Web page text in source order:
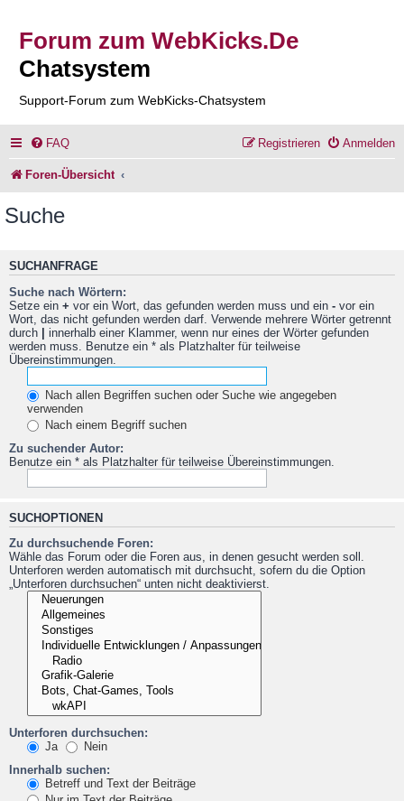
Forum zum WebKicks.De
Chatsystem
Support-Forum zum WebKicks-Chatsystem
FAQ Anmelden
Registrieren
Foren-Übersicht
Suche
SUCHANFRAGE
Suche nach Wörtern:
Setze ein + vor ein Wort, das gefunden werden muss und ein - vor ein
Wort, das nicht gefunden werden darf. Verwende mehrere Wörter getrennt
durch | innerhalb einer Klammer, wenn nur eines der Wörter gefunden
werden muss. Benutze ein * als Platzhalter für teilweise
Übereinstimmungen.
Nach allen Begriffen suchen oder Suche wie angegeben
verwenden
Nach einem Begriff suchen
Zu suchender Autor:
Benutze ein * als Platzhalter für teilweise Übereinstimmungen.
SUCHOPTIONEN
Zu durchsuchende Foren:
Wähle das Forum oder die Foren aus, in denen gesucht werden soll.
Unterforen werden automatisch mit durchsucht, sofern du die Option
„Unterforen durchsuchen“ unten nicht deaktivierst.
Unterforen durchsuchen:
Ja
Nein
Innerhalb suchen:
Betreff und Text der Beiträge